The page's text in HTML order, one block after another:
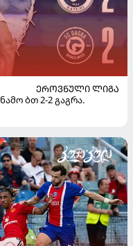
ᲔᲠᲝᲕᲜᲣᲚᲘ ᲚᲘᲒᲐ
ბთ 2-2 გაგრა.